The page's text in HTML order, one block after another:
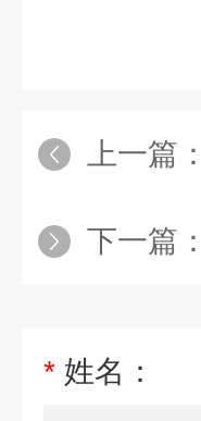
上一篇：
下一篇：
* 姓名：